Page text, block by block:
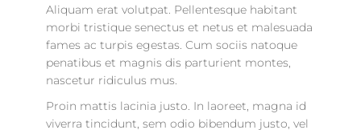
Aliquam erat volutpat. Pellentesque habitant
morbi tristique senectus et netus et malesuada
fames ac turpis egestas. Cum sociis natoque
penatibus et magnis dis parturient montes,
nascetur ridiculus mus.
Proin mattis lacinia justo. In laoreet, magna id
viverra tincidunt, sem odio bibendum justo, vel